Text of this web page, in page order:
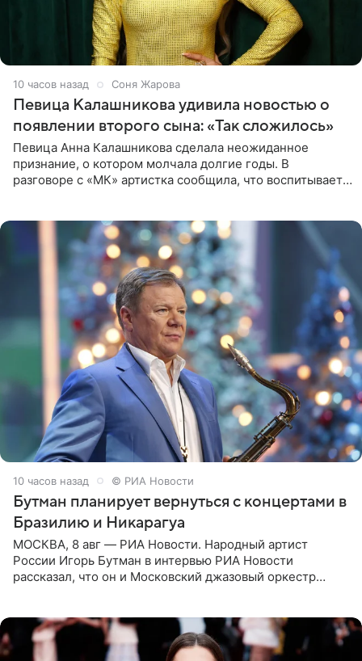
10 часов назад Соня Жарова
Певица Калашникова удивила новостью о
появлении второго сына: «Так сложилось»
Певица Анна Калашникова сделала неожиданное
признание, о котором молчала долгие годы. В
разговоре с «МК» артистка сообщила, что воспитывает
10 часов назад © РИА Новости
Бутман планирует вернуться с концертами в
Бразилию и Никарагуа
МОСКВА, 8 авг — РИА Новости. Народный артист
России Игорь Бутман в интервью РИА Новости
рассказал, что он и Московский джазовый оркестр